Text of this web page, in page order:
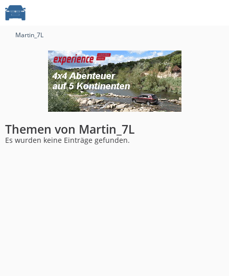
Martin_7L
Themen von Martin_7L
Es wurden keine Einträge gefunden.